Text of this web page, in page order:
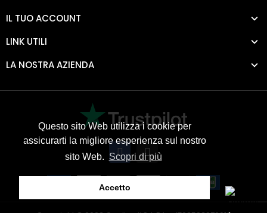
Questo sito Web utilizza i cookie per
assicurarti la migliore esperienza sul nostro
sito Web. Scopri di più
Accetto
IL TUO ACCOUNT
LINK UTILI
LA NOSTRA AZIENDA